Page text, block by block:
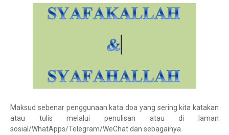
Maksud sebenar penggunaan kata doa yang sering kita katakan
atau tulis melalui penulisan atau di laman
sosial/WhatApps/Telegram/WeChat dan sebagainya.